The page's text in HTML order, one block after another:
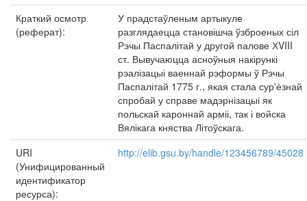
Краткий осмотр
(реферат):
У прадстаўленым артыкуле
разглядаецца становішча ўзброеных сіл
Рэчы Паспалітай у другой палове ХVIII
ст. Вывучаюцца асноўныя накірункі
рэалізацыі ваеннай рэформы ў Рэчы
Паспалітай 1775 г., якая стала сур'ѐзнай
спробай у справе мадэрнізацыі як
польскай кароннай арміі, так і войска
Вялікага княства Літоўскага.
URI
(Унифицированный
идентификатор
ресурса):
http://elib.gsu.by/handle/123456789/45028